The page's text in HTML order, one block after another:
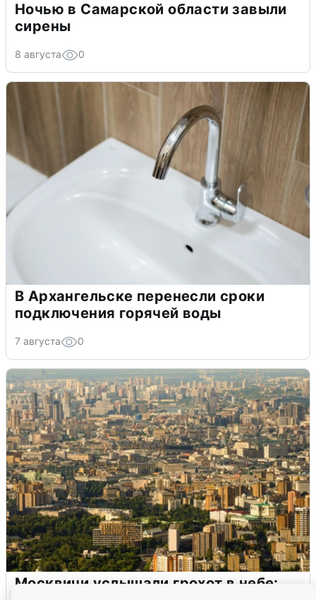
Ночью в Самарской области завыли
сирены
8 августа 0
В Архангельске перенесли сроки
подключения горячей воды
7 августа 0
Москвичи услышали грохот в небе: